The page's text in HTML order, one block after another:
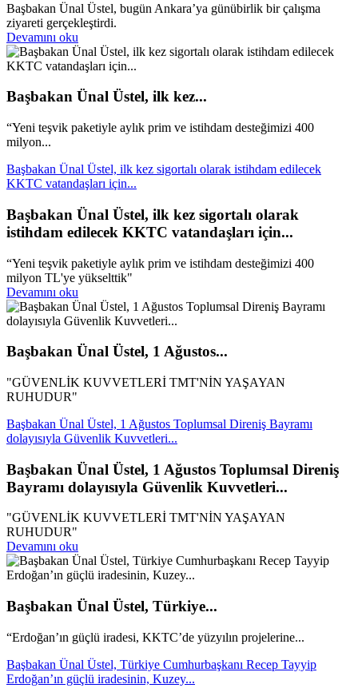
Başbakan Ünal Üstel, bugün Ankara’ya günübirlik bir çalışma
ziyareti gerçekleştirdi.
Devamını oku
Başbakan Ünal Üstel, ilk kez...
“Yeni teşvik paketiyle aylık prim ve istihdam desteğimizi 400
milyon...
Başbakan Ünal Üstel, ilk kez sigortalı olarak istihdam edilecek
KKTC vatandaşları için...
Başbakan Ünal Üstel, ilk kez sigortalı olarak
istihdam edilecek KKTC vatandaşları için...
“Yeni teşvik paketiyle aylık prim ve istihdam desteğimizi 400
milyon TL'ye yükselttik"
Devamını oku
Başbakan Ünal Üstel, 1 Ağustos...
"GÜVENLİK KUVVETLERİ TMT'NİN YAŞAYAN
RUHUDUR"
Başbakan Ünal Üstel, 1 Ağustos Toplumsal Direniş Bayramı
dolayısıyla Güvenlik Kuvvetleri...
Başbakan Ünal Üstel, 1 Ağustos Toplumsal Direniş
Bayramı dolayısıyla Güvenlik Kuvvetleri...
"GÜVENLİK KUVVETLERİ TMT'NİN YAŞAYAN
RUHUDUR"
Devamını oku
Başbakan Ünal Üstel, Türkiye...
“Erdoğan’ın güçlü iradesi, KKTC’de yüzyılın projelerine...
Başbakan Ünal Üstel, Türkiye Cumhurbaşkanı Recep Tayyip
Erdoğan’ın güçlü iradesinin, Kuzey...